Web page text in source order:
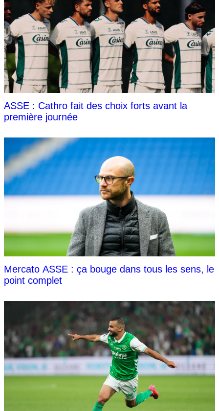
ASSE : Cathro fait des choix forts avant la
première journée
Mercato ASSE : ça bouge dans tous les sens, le
point complet